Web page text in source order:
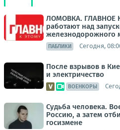
ЛОМОВКА. ГЛАВНОЕ
работают над
железнодорожного
ПАБЛИКИ Сегодня,
После взрывов в
и электричество
ВОЕНКОРЫ
Судьба человека.
Россию, а затем
госизмене